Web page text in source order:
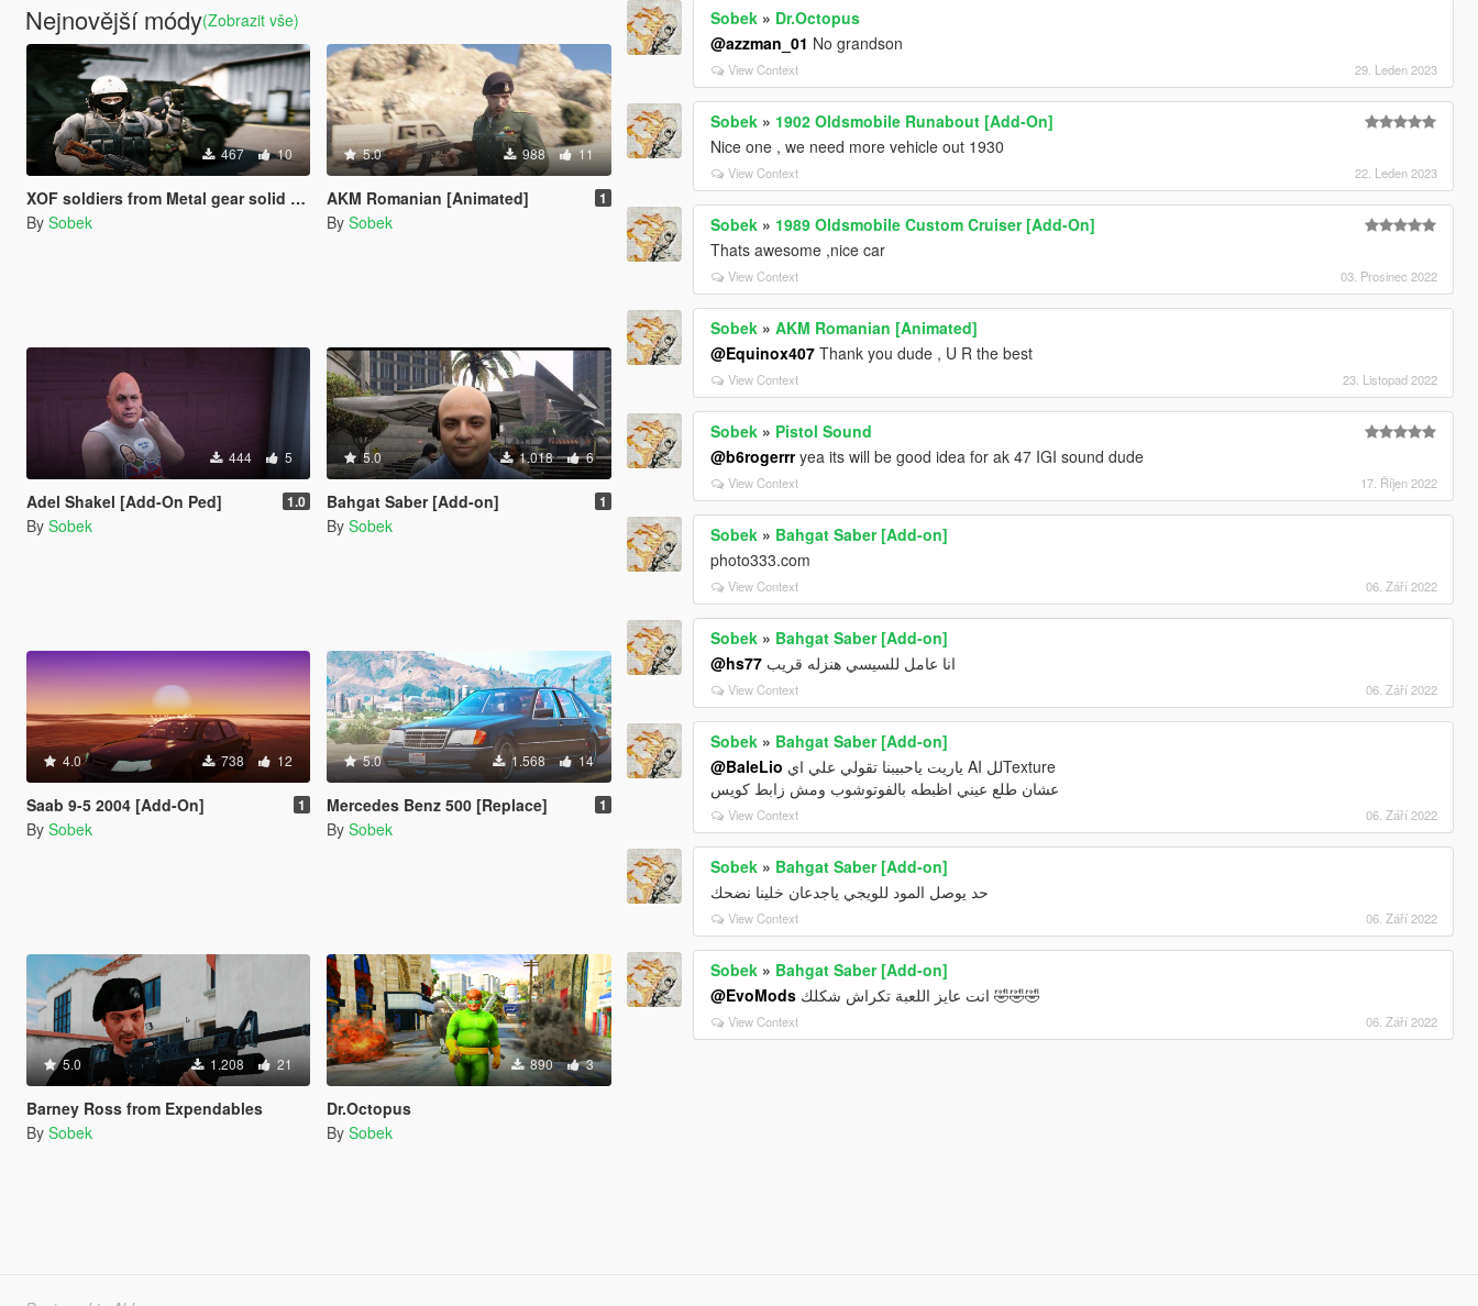
Nejnovější módy(Zobrazit vše)
467 10
XOF soldiers from Metal gear solid [Add-on]
By Sobek
5.0 988 11
AKM Romanian [Animated] 1
By Sobek
444 5
Adel Shakel [Add-On Ped] 1.0
By Sobek
5.0 1.018 6
Bahgat Saber [Add-on] 1
By Sobek
4.0 738 12
Saab 9-5 2004 [Add-On] 1
By Sobek
5.0 1.568 14
Mercedes Benz 500 [Replace] 1
By Sobek
5.0 1.208 21
Barney Ross from Expendables
By Sobek
890 3
Dr.Octopus
By Sobek
Sobek » Dr.Octopus
@azzman_01 No grandson
View Context 29. Leden 2023
Sobek » 1902 Oldsmobile Runabout [Add-On]
Nice one , we need more vehicle out 1930
View Context 22. Leden 2023
Sobek » 1989 Oldsmobile Custom Cruiser [Add-On]
Thats awesome ,nice car
View Context 03. Prosinec 2022
Sobek »AKM Romanian [Animated]
@Equinox407 Thank you dude , U R the best
View Context 23. Listopad 2022
Sobek » Pistol Sound
@b6rogerrryea its will be good idea for ak 47 IGI sound dude
View Context 17. Říjen 2022
Sobek » Bahgat Saber [Add-on]
photo333.com
View Context 06. Září 2022
Sobek » Bahgat Saber [Add-on]
@hs77 انا عامل للسيسي هنزله قريب
View Context 06. Září 2022
Sobek » Bahgat Saber [Add-on]
@BaleLio
ياريت ياحبيبنا تقولي علي اي AI للTexture
عشان طلع عيني اظبطه بالفوتوشوب ومش زابط كويس
View Context 06. Září 2022
Sobek » Bahgat Saber [Add-on]
حد يوصل المود للويجي ياجدعان خلينا نضحك
View Context 06. Září 2022
Sobek » Bahgat Saber [Add-on]
@EvoMods
انت عايز اللعبة تكراش شكلك 🤣🤣🤣
View Context 06. Září 2022